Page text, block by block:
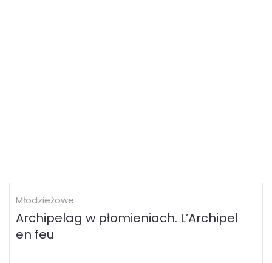
Młodzieżowe
Archipelag w płomieniach. L’Archipel
en feu